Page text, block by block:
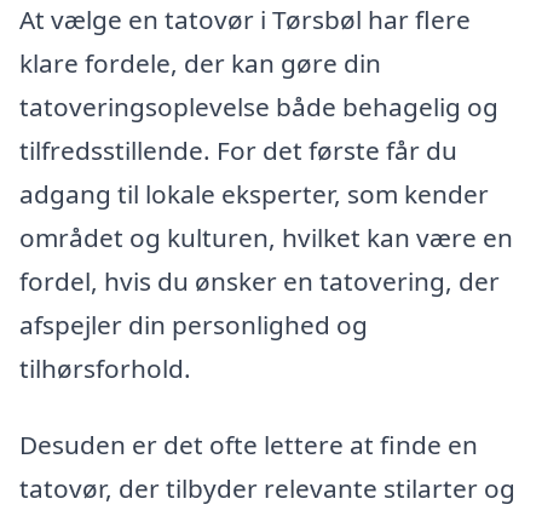
At vælge en tatovør i Tørsbøl har flere
klare fordele, der kan gøre din
tatoveringsoplevelse både behagelig og
tilfredsstillende. For det første får du
adgang til lokale eksperter, som kender
området og kulturen, hvilket kan være en
fordel, hvis du ønsker en tatovering, der
afspejler din personlighed og
tilhørsforhold.
Desuden er det ofte lettere at finde en
tatovør, der tilbyder relevante stilarter og